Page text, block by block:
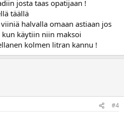
josta taas opatijaan !
täällä
halvalla omaan astiaan jos
käytiin niin maksoi
kolmen litran kannu !
#4